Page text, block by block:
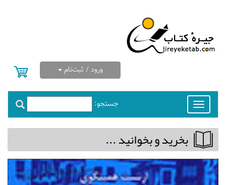
ورود / ثبت‌نام
جستجو:
Toggle
navigation
بخريد و بخوانيد ...